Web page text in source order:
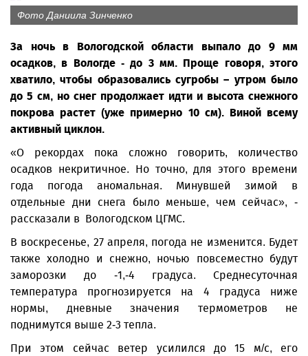
Фото Даниила Зинченко
За ночь в Вологодской области выпало до 9 мм
осадков, в Вологде - до 3 мм. Проще говоря, этого
хватило, чтобы образовались сугробы – утром было
до 5 см, но снег продолжает идти и высота снежного
покрова растет (уже примерно 10 см). Виной всему
активный циклон.
«О рекордах пока сложно говорить, количество
осадков некритичное. Но точно, для этого времени
года погода аномальная. Минувшей зимой в
отдельные дни снега было меньше, чем сейчас», -
рассказали в Вологодском ЦГМС.
В воскресенье, 27 апреля, погода не изменится. Будет
также холодно и снежно, ночью повсеместно будут
заморозки до -1,-4 градуса. Среднесуточная
температура прогнозируется на 4 градуса ниже
нормы, дневные значения термометров не
поднимутся выше 2-3 тепла.
При этом сейчас ветер усилился до 15 м/с, его